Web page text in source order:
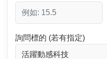
詢問標的 (若有指定)